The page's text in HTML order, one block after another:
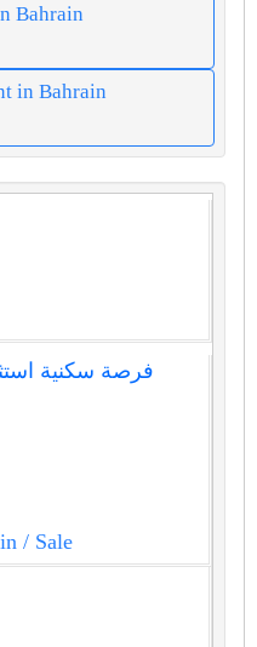
Bahrain
in Bahrain
فرصة سكنية
/ Sale